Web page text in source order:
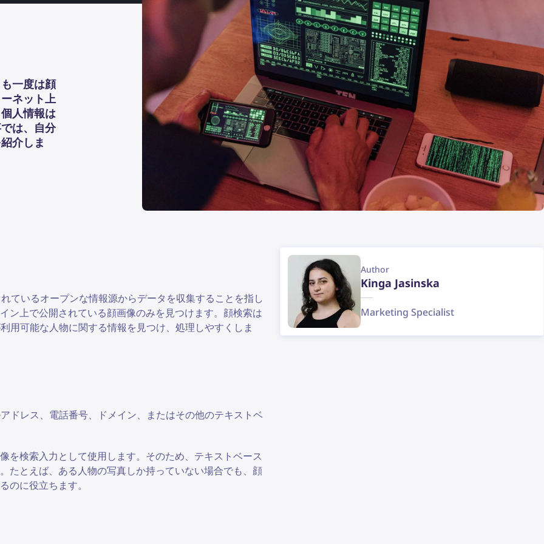
一度は顔
ネット上
人情報は
は、自分
介しま
ているオープンな情報源からデータを収集することを指し
ン上で公開されている顔画像のみを見つけます。顔検索は
用可能な人物に関する情報を見つけ、処理しやすくしま
ドレス、電話番号、ドメイン、またはその他のテキストベ
を検索入力として使用します。そのため、テキストベース
たとえば、ある人物の写真しか持っていない場合でも、顔
のに役立ちます。
Author
Kinga Jasinska
Marketing Specialist